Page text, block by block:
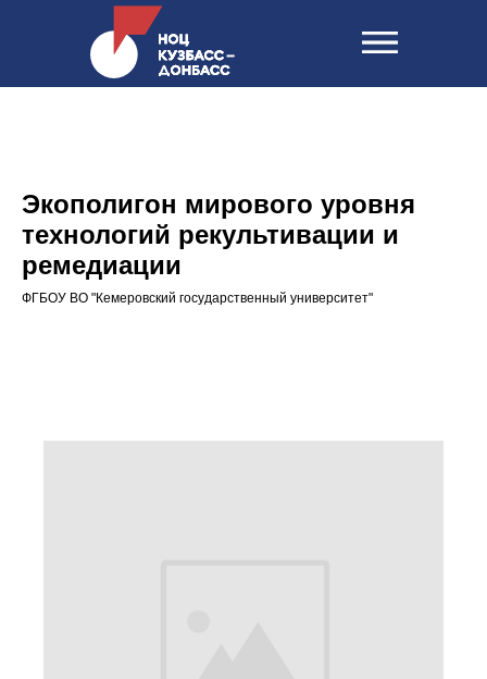
Экополигон мирового уровня
технологий рекультивации и
ремедиации
ФГБОУ ВО "Кемеровский государственный университет"